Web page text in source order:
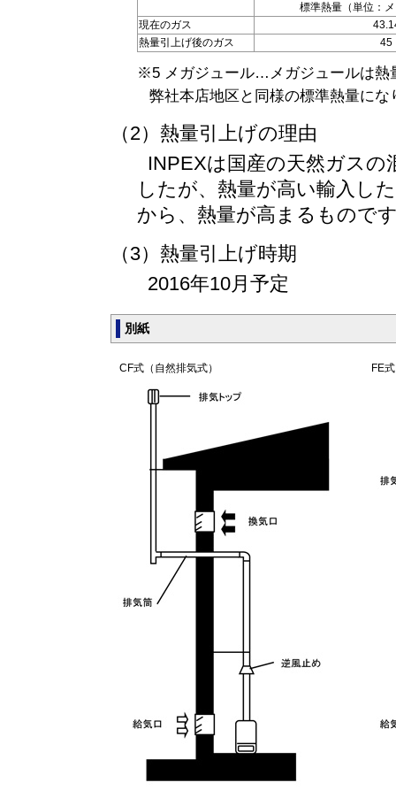
標準熱量（単位：
現在のガス
熱量引上げ後のガス
45
※5 メガジュール…メガジュールは熱
弊社本店地区と同様の標準熱量にな
（2）熱量引上げの理由
INPEXは国産の天然ガス
したが、熱量が高い輸入し
から、熱量が高まるもので
（3）熱量引上げ時期
2016年10月予定
別紙
CF式（自然排気式） FE